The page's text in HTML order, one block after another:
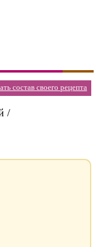
состав своего рецепта
/